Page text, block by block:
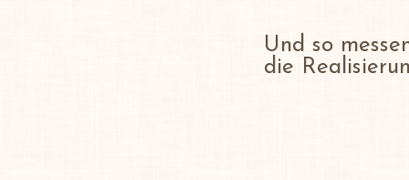
Und so
die